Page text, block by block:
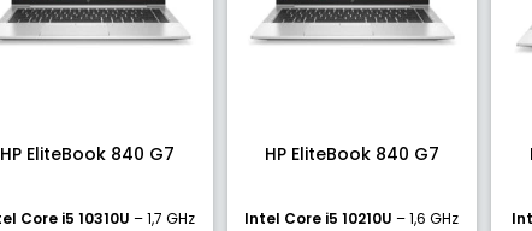
HP EliteBook 840 G7
Core i5 10310U – 1,7 GHz
HP EliteBook 840 G7
Intel Core i5 10210U – 1,6 GHz